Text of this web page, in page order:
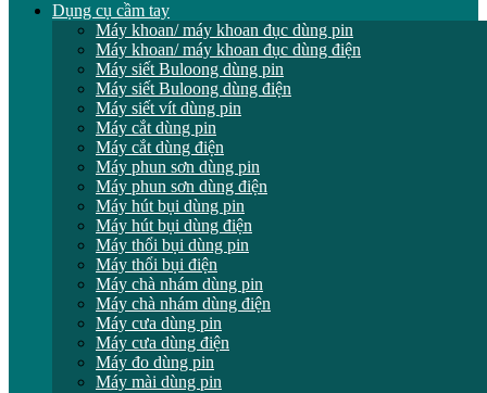
Dụng cụ cầm tay
Máy khoan/ máy khoan đục dùng pin
Máy khoan/ máy khoan đục dùng điện
Máy siết Buloong dùng pin
Máy siết Buloong dùng điện
Máy siết vít dùng pin
Máy cắt dùng pin
Máy cắt dùng điện
Máy phun sơn dùng pin
Máy phun sơn dùng điện
Máy hút bụi dùng pin
Máy hút bụi dùng điện
Máy thổi bụi dùng pin
Máy thổi bụi điện
Máy chà nhám dùng pin
Máy chà nhám dùng điện
Máy cưa dùng pin
Máy cưa dùng điện
Máy đo dùng pin
Máy mài dùng pin